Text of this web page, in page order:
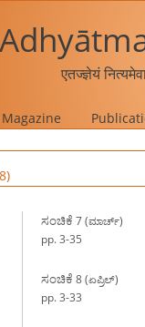
एतज्ज्ञेयं
Magazine
ಸಂಚಿಕೆ 7 (ಮಾರ್ಚ್)
pp. 3-35
ಸಂಚಿಕೆ 8 (ಏಪ್ರಿಲ್)
pp. 3-33